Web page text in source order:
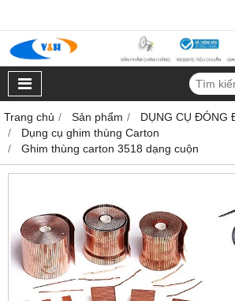
Trang chủ Sản phẩm
DỤNG CỤ ĐÓNG
Dụng cụ ghim thùng Carton
Ghim thùng carton 3518 dạng cuộn